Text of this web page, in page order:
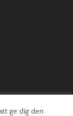
ge dig den